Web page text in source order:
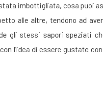
imbottigliata, cosa puoi
alle altre, tendono ad
gli stessi sapori speziati
l’idea di essere gustate